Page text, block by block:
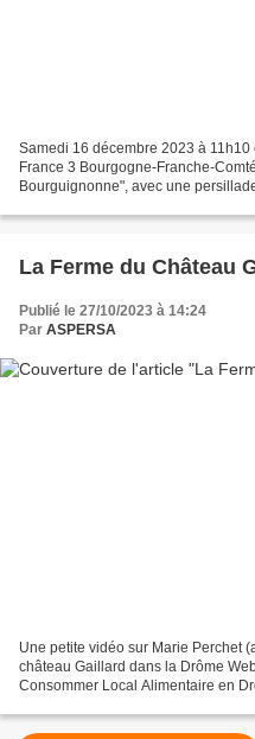
Samedi 16 décembre 2023 à
France 3 Bourgogne-Franche-
Bourguignonne", avec une
La Ferme du Château
Publié le 27/10/2023 à 14:24
Par ASPERSA
Une petite vidéo sur Marie Perchet
château Gaillard dans la Drôme
Consommer Local Alimentaire en